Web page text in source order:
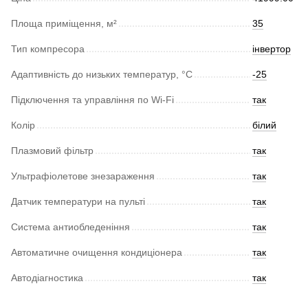
Площа приміщення, м² 35
Тип компресора інвертор
Адаптивність до низьких температур, °С -25
Підключення та управління по Wi-Fi так
Колір білий
Плазмовий фільтр так
Ультрафіолетове знезараження так
Датчик температури на пульті так
Система антиобледеніння так
Автоматичне очищення кондиціонера так
Автодіагностика так